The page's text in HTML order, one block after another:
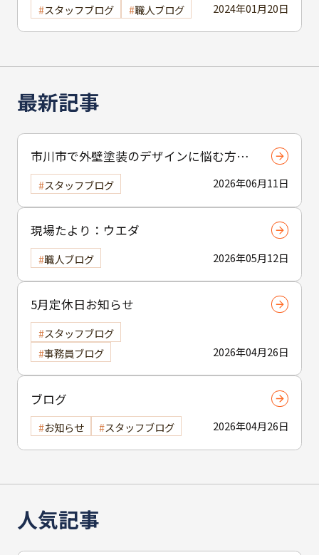
最新記事
市川市で外壁塗装のデザインに悩む方へ
｜ 色選びの失敗を防ぐポイント
2026年06月11日
スタッフブログ
現場たより：ウエダ
2026年05月12日
職人ブログ
5月定休日お知らせ
2026年04月26日
スタッフブログ
事務員ブログ
ブログ
2026年04月26日
お知らせ スタッフブログ
人気記事
2024年01月20日
スタッフブログ 職人ブログ